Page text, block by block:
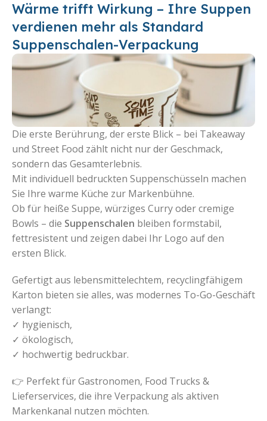
Wärme trifft Wirkung – Ihre Suppen
verdienen mehr als Standard
Suppenschalen-Verpackung
Die erste Berührung, der erste Blick – bei Takeaway
und Street Food zählt nicht nur der Geschmack,
sondern das Gesamterlebnis.
Mit individuell bedruckten Suppenschüsseln machen
Sie Ihre warme Küche zur Markenbühne.
Ob für heiße Suppe, würziges Curry oder cremige
Bowls – die Suppenschalen bleiben formstabil,
fettresistent und zeigen dabei Ihr Logo auf den
ersten Blick.
Gefertigt aus lebensmittelechtem, recyclingfähigem
Karton bieten sie alles, was modernes To-Go-Geschäft
verlangt:
✓ hygienisch,
✓ ökologisch,
✓ hochwertig bedruckbar.
👉 Perfekt für Gastronomen, Food Trucks &
Lieferservices, die ihre Verpackung als aktiven
Markenkanal nutzen möchten.